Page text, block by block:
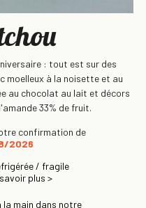
: tout est sur des
moelleux à la noisette et au
au chocolat au lait et décors
33% de fruit.
confirmation de
2026
/ fragile
plus >
main dans notre